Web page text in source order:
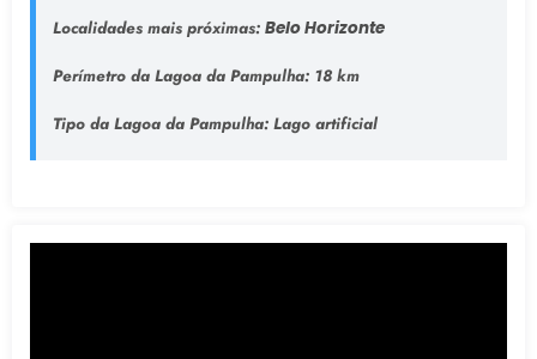
Localidades mais próximas: Belo Horizonte
Perímetro da Lagoa da Pampulha:18 km
Tipo da Lagoa da Pampulha: Lago artificial